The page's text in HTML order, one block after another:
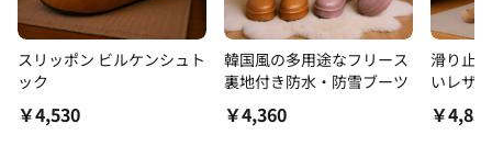
スリッポン ビルケンシュト
ック
￥4,530
韓国風の多用途なフリース
裏地付き防水・防雪ブーツ
￥4,360
滑り止
いレザ
￥4,850